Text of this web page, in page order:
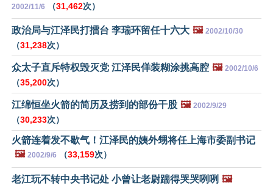
2002/11/6 （31,462次）
政治局与江泽民打擂台 李瑞环留任十六大 🖼️ 2002/10/30
（31,238次）
众太子直斥特权毁灭党 江泽民佯装糊涂挑高腔 🖼️ 2002/10/6
（35,200次）
江绵恒坐火箭的简历及捞到的部份干股 🖼️ 2002/9/29
（30,233次）
火箭连着发不歇气！江泽民的姨外甥将任上海市委副书记
🖼️ 2002/9/6 （33,159次）
老江玩不转中央书记处 小曾让老尉踹得哭哭咧咧 🖼️